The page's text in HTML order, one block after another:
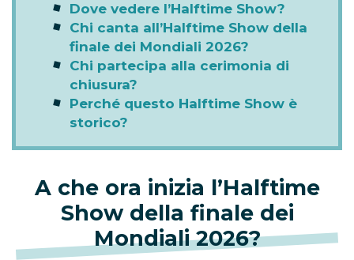
Dove vedere l’Halftime Show?
Chi canta all’Halftime Show della
finale dei Mondiali 2026?
Chi partecipa alla cerimonia di
chiusura?
Perché questo Halftime Show è
storico?
A che ora inizia l’Halftime
Show della finale dei
Mondiali 2026?